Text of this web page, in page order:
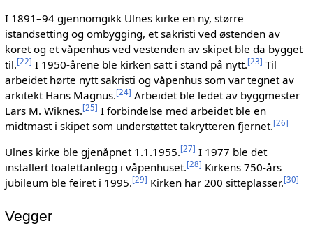
I 1891–94 gjennomgikk Ulnes kirke en ny, større
istandsetting og ombygging, et sakristi ved østenden av
koret og et våpenhus ved vestenden av skipet ble da bygget
til.[22] I 1950-årene ble kirken satt i stand på nytt.[23] Til
arbeidet hørte nytt sakristi og våpenhus som var tegnet av
arkitekt Hans Magnus.[24] Arbeidet ble ledet av byggmester
Lars M. Wiknes.[25] I forbindelse med arbeidet ble en
midtmast i skipet som understøttet takrytteren fjernet.[26]
Ulnes kirke ble gjenåpnet 1.1.1955.[27] I 1977 ble det
installert toalettanlegg i våpenhuset.[28] Kirkens 750-års
jubileum ble feiret i 1995.[29] Kirken har 200 sitteplasser.[30]
Vegger